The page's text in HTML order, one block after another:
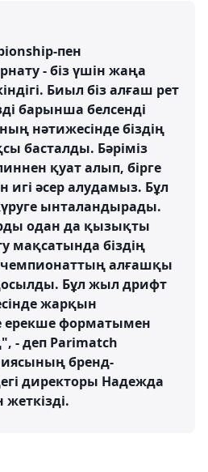
пен
- біз үшін жаңа
Биыл біз алғаш рет
барынша белсенді
нәтижесінде біздің
басталды. Бәріміз
қуат алып, бірге
игі әсер алудамыз. Бұл
ынталандырады.
одан да қызықты
мақсатында біздің
алғашқы
қосылды. Бұл жыл дрифт
жарқын
форматымен
- деп Parimatch
бренд-
директоры Надежда